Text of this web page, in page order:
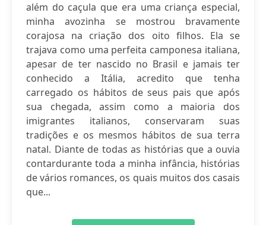
além do caçula que era uma criança especial,
minha avozinha se mostrou bravamente
corajosa na criação dos oito filhos. Ela se
trajava como uma perfeita camponesa italiana,
apesar de ter nascido no Brasil e jamais ter
conhecido a Itália, acredito que tenha
carregado os hábitos de seus pais que após
sua chegada, assim como a maioria dos
imigrantes italianos, conservaram suas
tradições e os mesmos hábitos de sua terra
natal. Diante de todas as histórias que a ouvia
contardurante toda a minha infância, histórias
de vários romances, os quais muitos dos casais
que...